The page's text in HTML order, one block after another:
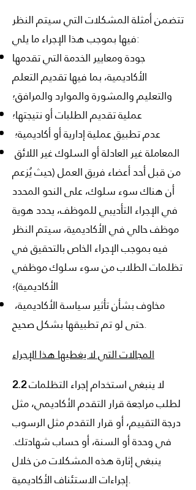
تتضمن أمثلة المشكلات التي سيتم النظر
فيها بموجب هذا الإجراء ما يلي:
جودة ومعايير الخدمة التي تقدمها
الأكاديمية، بما فيها تقديم التعلم
والتعليم والمشورة والموارد والمرافق؛
عملية تقديم الطلبات أو نتيجتها؛
عدم تطبيق عملية إدارية أو أكاديمية؛
من قبل أحد أعضاء فريق العمل (حيث يُزعم
أن هناك سوء سلوك، على النحو المحدد
في الإجراء التأديبي للموظف، يحدد هوية
موظف حالي في الأكاديمية، سيتم النظر
فيه بموجب الإجراء الخاص بالتحقيق في
تظلمات الطلاب من سوء سلوك موظفي
الأكاديمية)؛
حتى لو تم تطبيقها بشكل صحيح.
المجالات التي لا يغطيها هذا الإجراء
2.2لا ينبغي استخدام إجراء التظلمات
لطلب مراجعة قرار التقدم الأكاديمي، مثل
درجة التقييم، أو قرار التقدم مثل الرسوب
في وحدة أو السنة، أو حساب شهادتك.
ينبغي إثارة هذه المشكلات من خلال
إجراءات الاستئناف الأكاديمية.